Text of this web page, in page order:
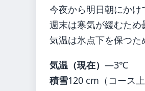
今夜から明日朝にかけ
週末は寒気が緩むため
気温は氷点下を保つた
気温（現在） ―3℃
積雪120 cm（コース上